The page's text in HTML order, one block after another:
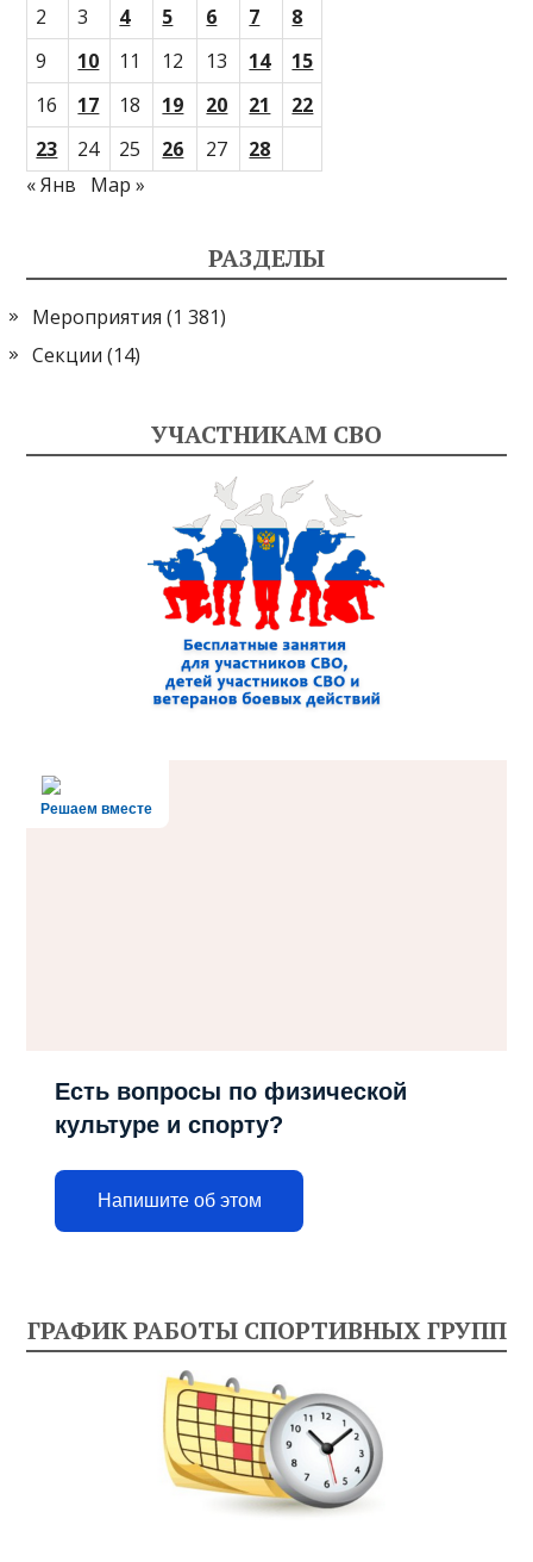
2 3 4 5 6 7
8
9
10 11 12 13 14
15
16
17 18 19 20 21
22
23
24 25 26 27
28
« Янв
Мар »
РАЗДЕЛЫ
Мероприятия (1 381)
Секции (14)
УЧАСТНИКАМ СВО
Решаем вместе
Есть вопросы по физической
культуре и спорту?
Напишите об этом
ГРАФИК РАБОТЫ СПОРТИВНЫХ ГРУПП